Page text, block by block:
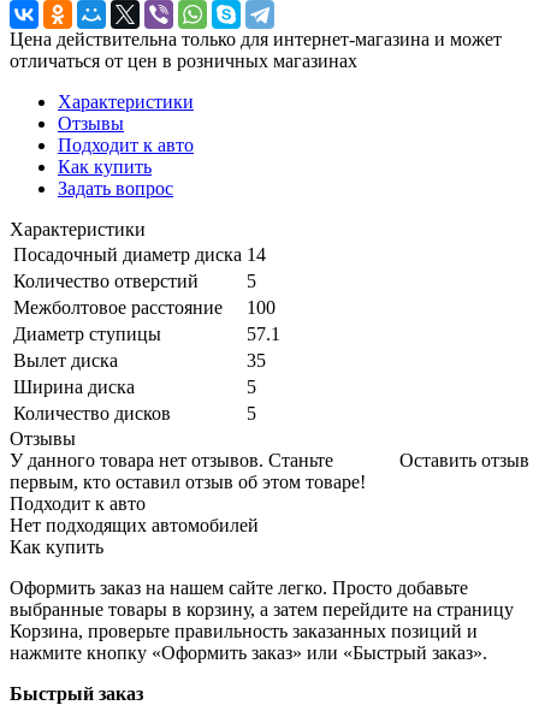
Цена действительна только для интернет-магазина и может
отличаться от цен в розничных магазинах
Характеристики
Отзывы
Подходит к авто
Как купить
Задать вопрос
Характеристики
Посадочный диаметр диска 14
Количество отверстий
5
Межболтовое расстояние
100
Диаметр ступицы
57.1
Вылет диска
35
Ширина диска
5
Количество дисков
5
Отзывы
Оставить отзыв
У данного товара нет отзывов. Станьте
первым, кто оставил отзыв об этом товаре!
Подходит к авто
Нет подходящих автомобилей
Как купить
Оформить заказ на нашем сайте легко. Просто добавьте
выбранные товары в корзину, а затем перейдите на страницу
Корзина, проверьте правильность заказанных позиций и
нажмите кнопку «Оформить заказ» или «Быстрый заказ».
Быстрый заказ